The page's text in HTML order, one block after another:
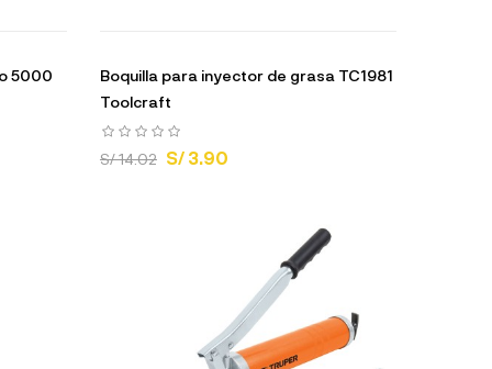
5000
Boquilla para inyector de grasa TC1981
Toolcraft
S/ 14.02 S/ 3.90